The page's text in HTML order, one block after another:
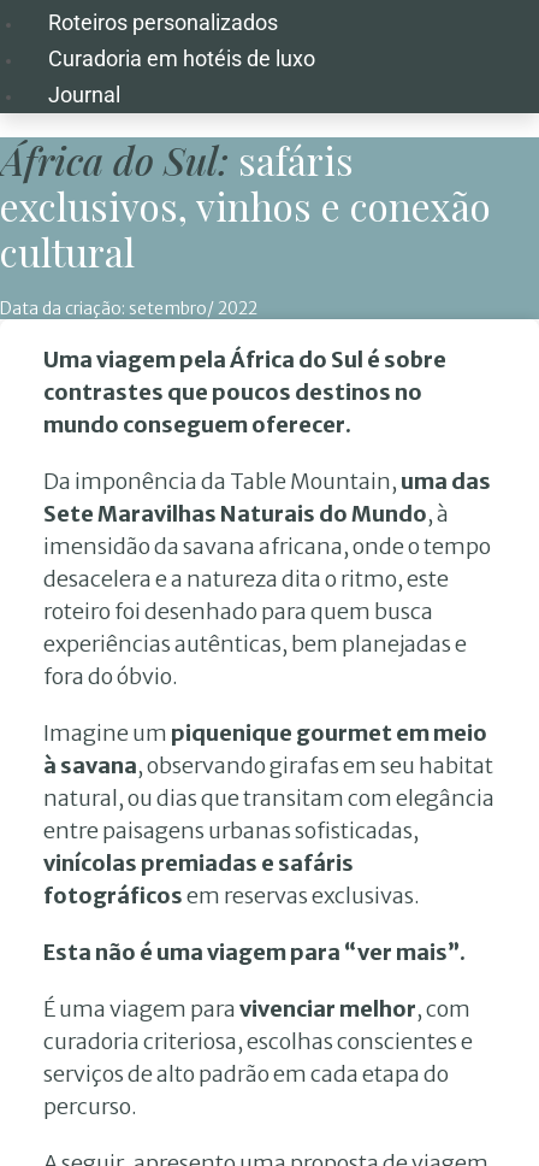
Roteiros personalizados
Curadoria em hotéis de luxo
Journal
África do Sul: safáris
exclusivos, vinhos e conexão
cultural
Data da criação: setembro/ 2022
Uma viagem pela África do Sul é sobre
contrastes que poucos destinos no
mundo conseguem oferecer.
Da imponência da Table Mountain, uma das
Sete Maravilhas Naturais do Mundo, à
imensidão da savana africana, onde o tempo
desacelera e a natureza dita o ritmo, este
roteiro foi desenhado para quem busca
experiências autênticas, bem planejadas e
fora do óbvio.
Imagine um piquenique gourmet em meio
à savana, observando girafas em seu habitat
natural, ou dias que transitam com elegância
entre paisagens urbanas sofisticadas,
vinícolas premiadas e safáris
fotográficosem reservas exclusivas.
Esta não é uma viagem para “ver mais”.
É uma viagem paravivenciar melhor, com
curadoria criteriosa, escolhas conscientes e
serviços de alto padrão em cada etapa do
percurso.